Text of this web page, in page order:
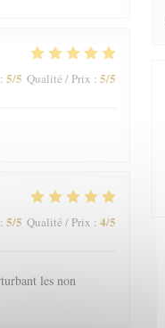
: 5/5 Qualité / Prix : 5/5
: 5/5 Qualité / Prix : 4/5
les non